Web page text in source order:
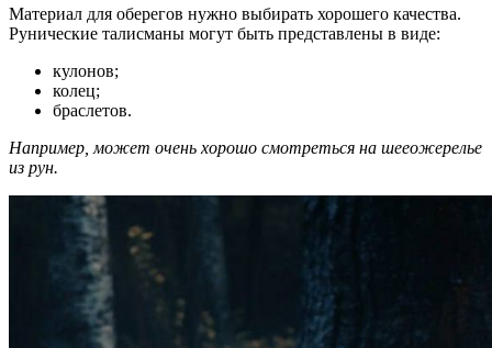
Материал для оберегов нужно выбирать хорошего качества.
Рунические талисманы могут быть представлены в виде:
кулонов;
колец;
браслетов.
Например, может очень хорошо смотреться на шееожерелье
из рун.